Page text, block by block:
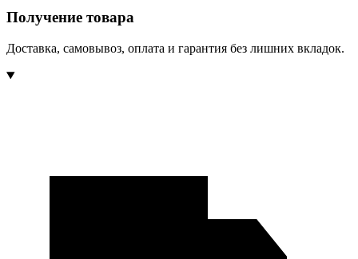
Получение товара
Доставка, самовывоз, оплата и гарантия без лишних вкладок.